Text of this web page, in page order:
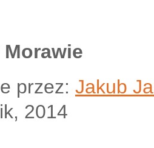
przez: Jakub
2014